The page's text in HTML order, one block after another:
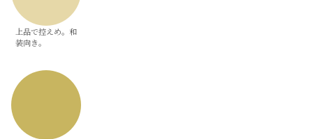
上品で控えめ。和
装向き。